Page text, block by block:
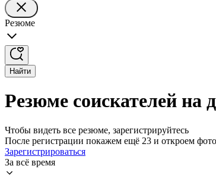
Резюме
Найти
Резюме соискателей на
Чтобы видеть все резюме, зарегистрируйтесь
После регистрации покажем ещё 23 и откроем фото
Зарегистрироваться
За всё время